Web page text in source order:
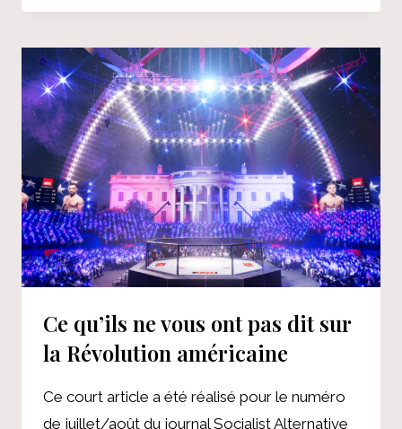
CENTRES
DONNÉES :
ARRÊTEZ
LES
MILLIARDAIRES
OU
FAITES
FAILLITE
Ce qu’ils ne vous ont pas dit sur
la Révolution américaine
Ce court article a été réalisé pour le numéro
de juillet/août du journal Socialist Alternative